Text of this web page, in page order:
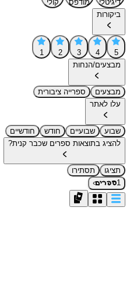
דיגיטלי מודפס
קולי
ביקורות
5
4
3
2
1
מבצעים/הנחות
מבצעים
ספרייה ציבורית
עלו לאתר
שבוע שבועיים חודש
חודשיים
להציג בתוצאות ספרים שכבר קנית?
תציגו
תסתירו
1ספרים›